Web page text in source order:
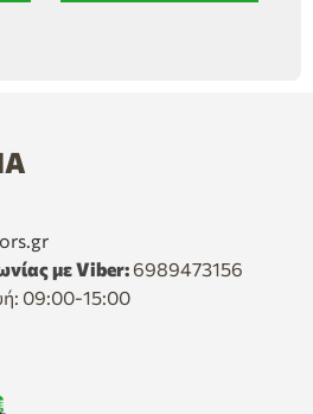
με Viber: 6989473156
09:00-15:00